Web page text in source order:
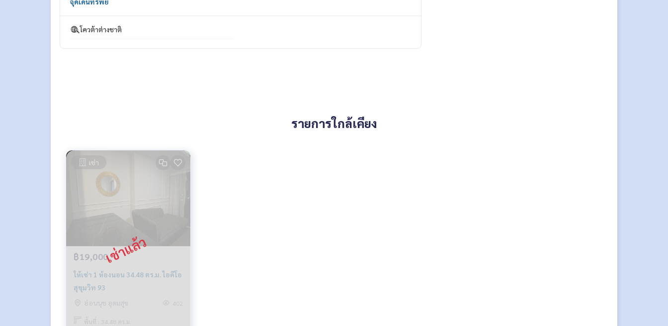
โควต้าต่างชาติ
รายการใกล้เคียง
เช่า
฿19,000
ให้เช่า 1 ห้องนอน 34.48 ตร.ม. ไอดีโอ
สุขุมวิท 93
อ่อนนุช อุดมสุข
402
พื้นที่ : 34.48 ตร.ม.